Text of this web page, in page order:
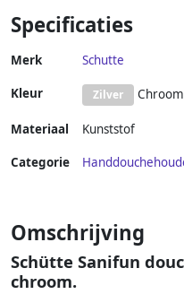
Specificaties
Merk Schutte
Kleur Zilver Chroom
Materiaal Kunststof
Categorie
Omschrijving
Schütte Sanifun
chroom.